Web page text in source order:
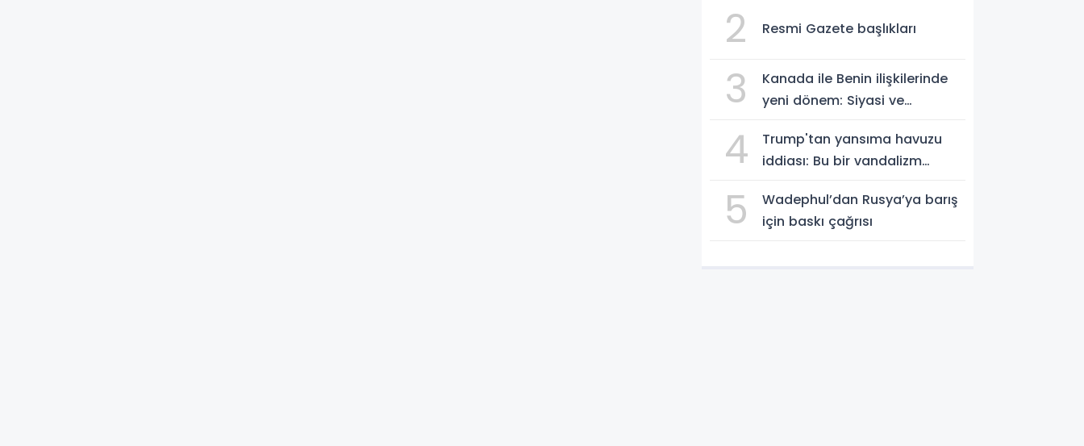
2 Resmi Gazete başlıkları
3
Kanada ile Benin ilişkilerinde
yeni dönem: Siyasi ve
4
Trump'tan yansıma havuzu
iddiası: Bu bir vandalizm
5
Wadephul’dan Rusya’ya barış
için baskı çağrısı